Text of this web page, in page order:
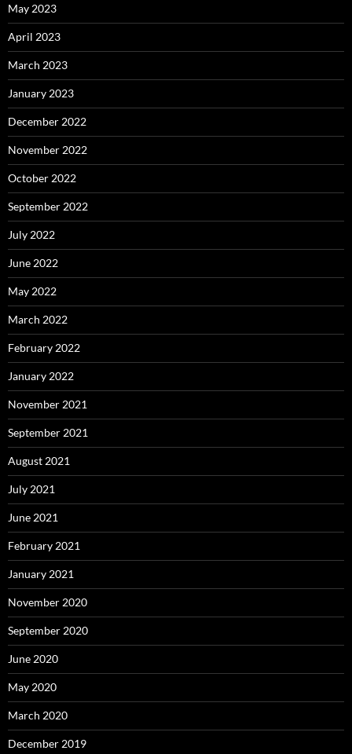
May 2023
April 2023
March 2023
January 2023
December 2022
November 2022
October 2022
September 2022
July 2022
June 2022
May 2022
March 2022
February 2022
January 2022
November 2021
September 2021
August 2021
July 2021
June 2021
February 2021
January 2021
November 2020
September 2020
June 2020
May 2020
March 2020
December 2019